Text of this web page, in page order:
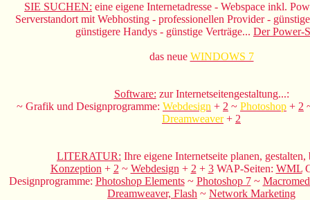
SIE SUCHEN: eine eigene Internetadresse - Webspace inkl.
Serverstandort mit Webhosting - professionellen Provider -
günstigere Handys - günstige Verträge... Der Power-
das neue WINDOWS 7
Software: zur Internetseitengestaltung...:
~ Grafik und Designprogramme: Webdesign + 2 ~ Photoshop + 2
Dreamweaver+ 2
LITERATUR: Ihre eigene Internetseite planen, gestalten,
Konzeption + 2 ~ Webdesign + 2 + 3WAP-Seiten: WML
Designprogramme: Photoshop Elements~ Photoshop 7~
Dreamweaver, Flash ~ Network Marketing